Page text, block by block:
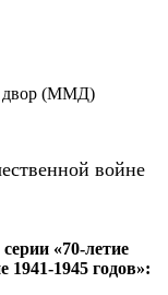
двор (ММД)
войне
«70-летие
1945 годов»: